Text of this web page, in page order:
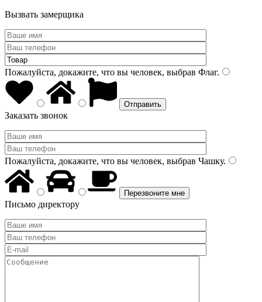
Вызвать замерщика
Пожалуйста, докажите, что вы человек, выбрав Флаг.
Заказать звонок
Пожалуйста, докажите, что вы человек, выбрав Чашку.
Письмо директору